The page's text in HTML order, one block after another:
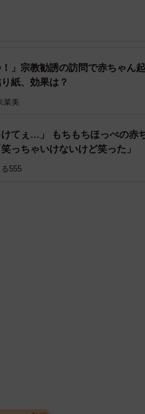
！」宗教勧誘の訪問で赤ちゃん
紙、効果は？
菜美
けてぇ…」 もちもちほっぺの赤
っちゃいけないけど笑った」
る555